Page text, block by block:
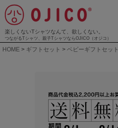
楽しくないTシャツなんて、欲しくない。
つながるTシャツ、親子TシャツならOJICO（オジコ）
HOME ギフトセット ベビーギフトセット